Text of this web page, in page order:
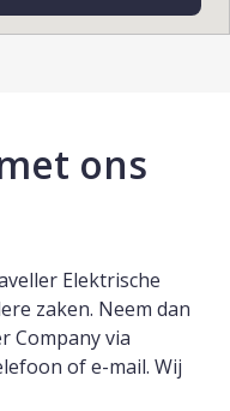
ons
Elektrische
zaken. Neem dan
Company via
of e-mail. Wij